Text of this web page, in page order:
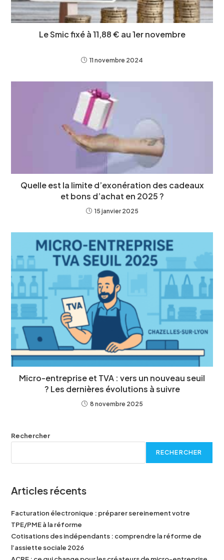
Le Smic fixé à 11,88 € au 1er novembre
11 novembre 2024
Quelle est la limite d’exonération des cadeaux
et bons d’achat en 2025 ?
15 janvier 2025
Micro-entreprise et TVA : vers un nouveau seuil
? Les dernières évolutions à suivre
8 novembre 2025
Rechercher
RECHERCHER
Articles récents
Facturation électronique : préparer sereinement votre
TPE/PME à la réforme
Cotisations des indépendants : comprendre la réforme de
l’assiette sociale 2026